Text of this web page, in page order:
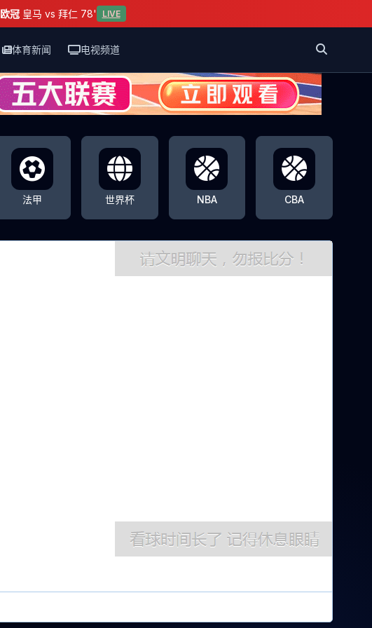
欧冠皇马 vs 拜仁 78' LIVE
体育新闻 电视频道
法甲 世界杯 NBA CBA